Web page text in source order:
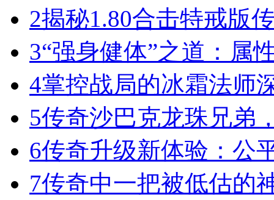
2揭秘1.80合击特戒版
3“强身健体”之道：属
4掌控战局的冰霜法师
5传奇沙巴克龙珠兄弟
6传奇升级新体验：公
7传奇中一把被低估的